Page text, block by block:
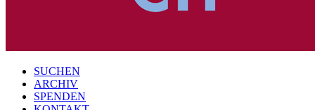
SUCHEN
ARCHIV
SPENDEN